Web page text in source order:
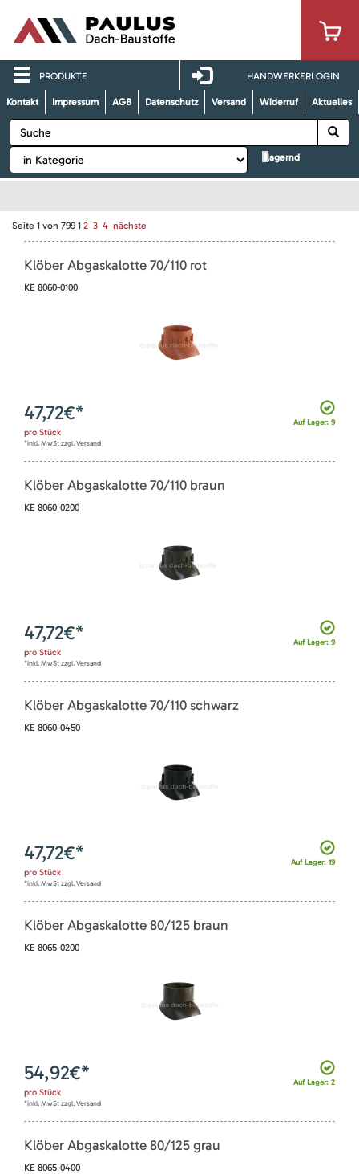
PRODUKTE HANDWERKERLOGIN
Kontakt Impressum AGB Datenschutz Versand Widerruf Aktuelles
lagernd
Seite 1 von 799 1 2 3 4 nächste
Klöber Abgaskalotte 70/110 rot
KE 8060-0100
Auf Lager: 9
47,72€*
pro Stück
*inkl. MwSt zzgl. Versand
Klöber Abgaskalotte 70/110 braun
KE 8060-0200
Auf Lager: 9
47,72€*
pro Stück
*inkl. MwSt zzgl. Versand
Klöber Abgaskalotte 70/110 schwarz
KE 8060-0450
Auf Lager: 19
47,72€*
pro Stück
*inkl. MwSt zzgl. Versand
Klöber Abgaskalotte 80/125 braun
KE 8065-0200
Auf Lager: 2
54,92€*
pro Stück
*inkl. MwSt zzgl. Versand
Klöber Abgaskalotte 80/125 grau
KE 8065-0400